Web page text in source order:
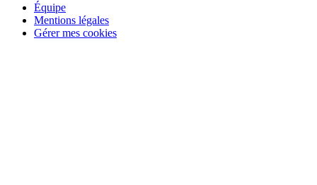
Équipe
Mentions légales
Gérer mes cookies